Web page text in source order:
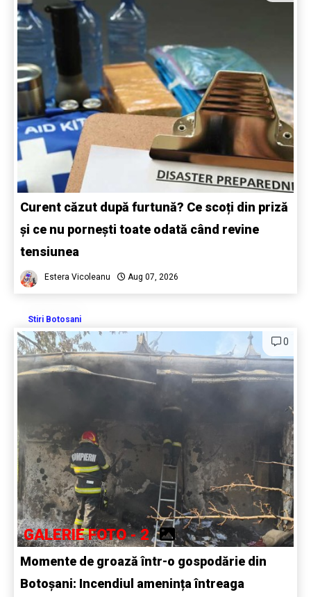
Curent căzut după furtună? Ce scoți din priză
și ce nu pornești toate odată când revine
tensiunea
Estera Vicoleanu Aug 07, 2026
Stiri Botosani
0
GALERIE FOTO - 2
Momente de groază într-o gospodărie din
Botoșani: Incendiul amenința întreaga